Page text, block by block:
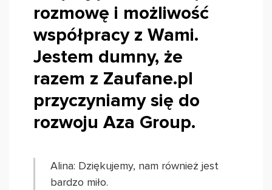
rozmowę i możliwość
współpracy z Wami.
Jestem dumny, że
razem z Zaufane.pl
przyczyniamy się do
rozwoju Aza Group.
Alina: Dziękujemy, nam również jest
bardzo miło.